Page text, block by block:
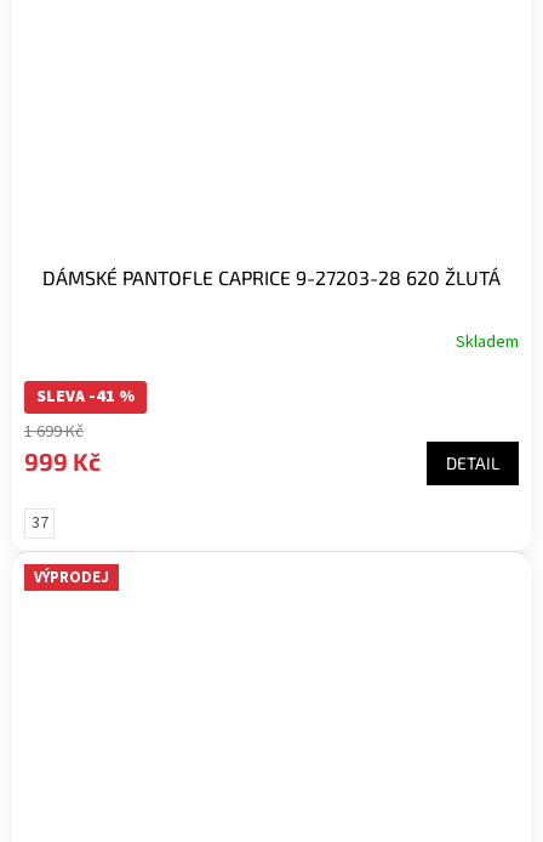
DÁMSKÉ PANTOFLE CAPRICE 9-27203-28 620 ŽLUTÁ
Skladem
SLEVA -41 %
1 699 Kč
999 Kč DETAIL
37
VÝPRODEJ